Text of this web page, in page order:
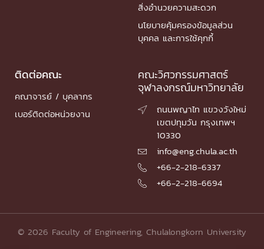
สิ่งอำนวยความสะดวก
นโยบายคุ้มครองข้อมูลส่วน
บุคคล และการใช้คุกกี้
ติดต่อคณะ
คณาจารย์ / บุคลากร
เบอร์ติดต่อหน่วยงาน
คณะวิศวกรรมศาสตร์
จุฬาลงกรณ์มหาวิทยาลัย

ถนนพญาไท แขวงวังใหม่
เขตปทุมวัน กรุงเทพฯ
10330
 info@eng.chula.ac.th
 +66-2-218-6337
 +66-2-218-6694
© 2026 Faculty of Engineering, Chulalongkorn University